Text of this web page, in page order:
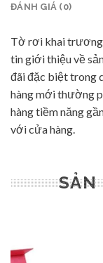
ĐÁNH GIÁ (0)
Tờ rơi khai trương
tin giới thiệu về
đãi đặc biệt trong
hàng mới thường
hàng tiềm năng
với cửa hàng.
SẢN